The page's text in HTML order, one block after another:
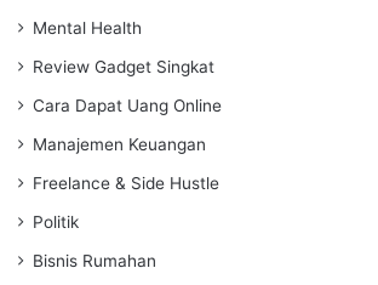
Mental Health
Review Gadget Singkat
Cara Dapat Uang Online
Manajemen Keuangan
Freelance & Side Hustle
Politik
Bisnis Rumahan